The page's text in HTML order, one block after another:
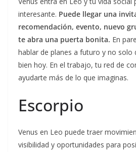
interesante. Puede llegar una
recomendación, evento, nuevo
te abra una puerta bonita. En
hablar de planes a futuro y no solo
bien hoy. En el trabajo, tu red de
ayudarte más de lo que imaginas.
Escorpio
Venus en Leo puede traer
visibilidad y oportunidades para